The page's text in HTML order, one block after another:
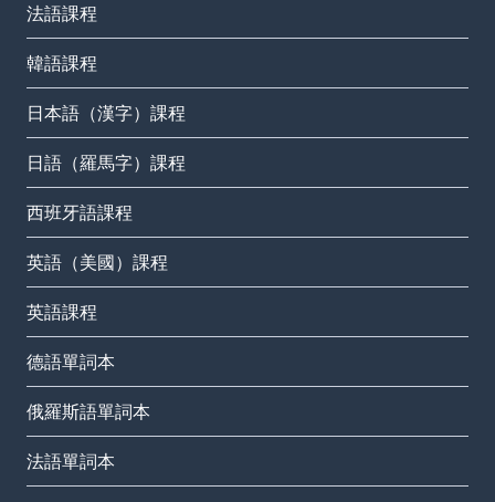
法語課程
韓語課程
日本語（漢字）課程
日語（羅馬字）課程
西班牙語課程
英語（美國）課程
英語課程
德語單詞本
俄羅斯語單詞本
法語單詞本